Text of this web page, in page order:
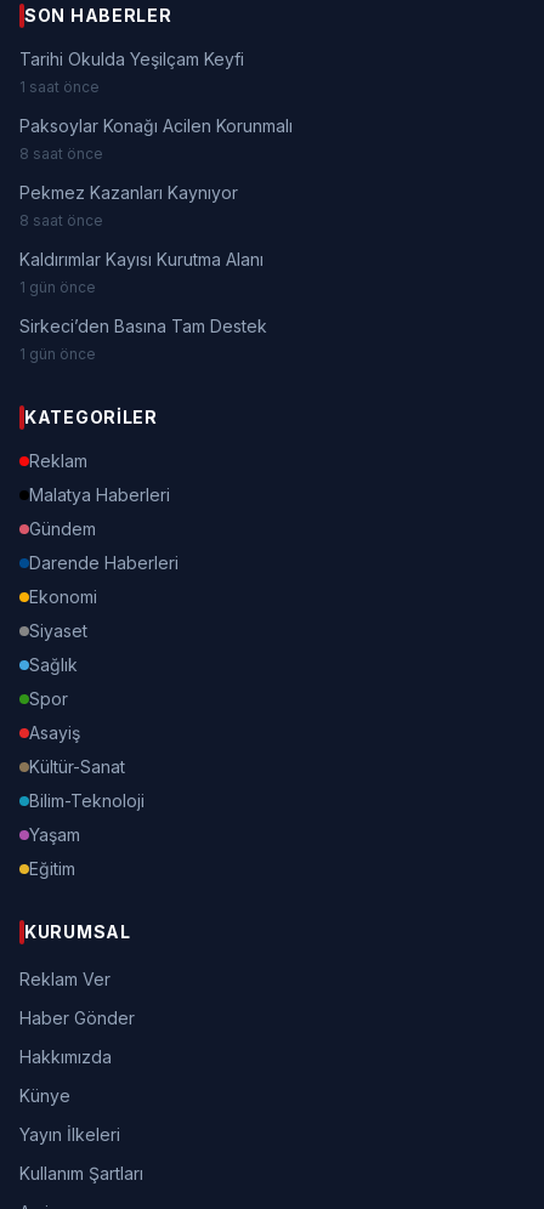
SON HABERLER
Tarihi Okulda Yeşilçam Keyfi
1 saat önce
Paksoylar Konağı Acilen Korunmalı
8 saat önce
Pekmez Kazanları Kaynıyor
8 saat önce
Kaldırımlar Kayısı Kurutma Alanı
1 gün önce
Sirkeci’den Basına Tam Destek
1 gün önce
KATEGORILER
Reklam
Malatya Haberleri
Gündem
Darende Haberleri
Ekonomi
Siyaset
Sağlık
Spor
Asayiş
Kültür-Sanat
Bilim-Teknoloji
Yaşam
Eğitim
KURUMSAL
Reklam Ver
Haber Gönder
Hakkımızda
Künye
Yayın İlkeleri
Kullanım Şartları